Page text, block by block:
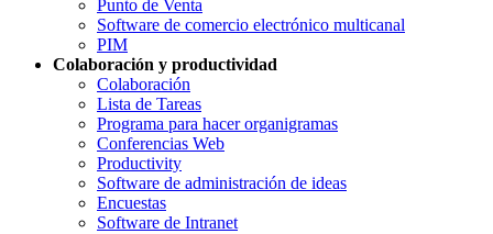
Punto de Venta
Software de comercio electrónico multicanal
PIM
Colaboración y productividad
Colaboración
Lista de Tareas
Programa para hacer organigramas
Conferencias Web
Productivity
Software de administración de ideas
Encuestas
Software de Intranet